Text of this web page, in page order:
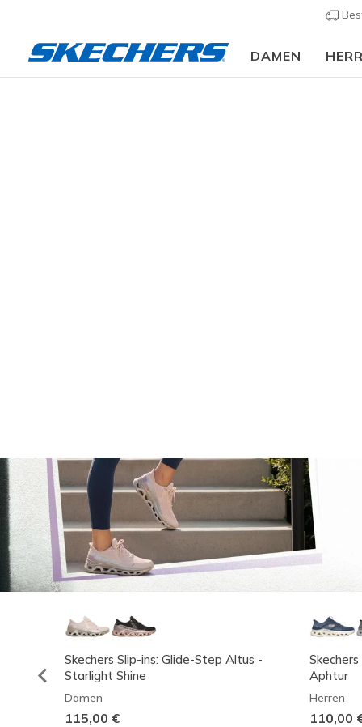
DAMEN
Skechers Slip-ins: Glide-Step Altus -
Starlight Shine
Damen
115,00 €
Aphtur
Herren
110,00